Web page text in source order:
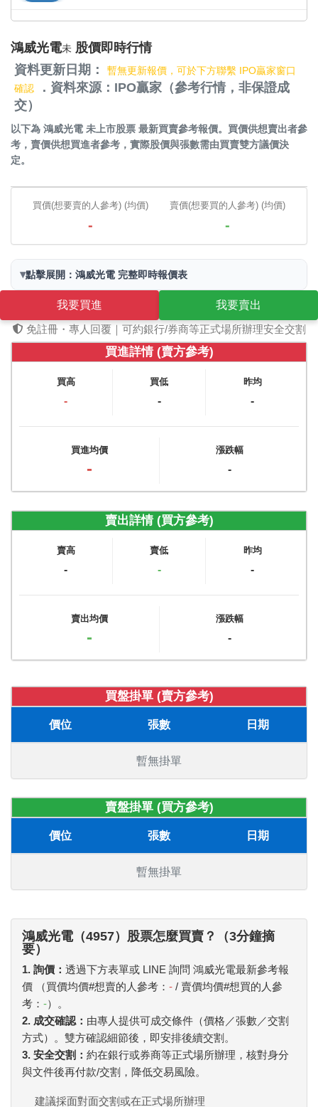
鴻威光電未 股價即時行情
資料更新日期：
暫無更新報價，可於下方聯繫 IPO贏家窗口
確認
．資料來源：IPO贏家（參考行情，非保證成
交）
以下為 鴻威光電 未上市股票 最新買賣參考報價。買價供想賣出者參
考，賣價供想買進者參考，實際股價與張數需由買賣雙方議價決
定。
買價(想要賣的人參考) (均價)
-
賣價(想要買的人參考) (均價)
-
▾點擊展開：鴻威光電 完整即時報價表
我要買進
我要賣出
免註冊・專人回覆｜可約銀行/券商等正式場所辦理安全交割
買進詳情 (賣方參考)
買高
-
買低
-
昨均
-
買進均價
-
漲跌幅
-
賣出詳情 (買方參考)
賣高
-
賣低
-
昨均
-
賣出均價
-
漲跌幅
-
買盤掛單 (賣方參考)
價位 張數 日期
暫無掛單
賣盤掛單 (買方參考)
價位 張數 日期
暫無掛單
鴻威光電（4957）股票怎麼買賣？（3分鐘摘
要）
1. 詢價： 透過下方表單或 LINE 詢問 鴻威光電最新參考報
價 （買價均價#想賣的人參考： - / 賣價均價#想買的人參
考： -）。
2. 成交確認： 由專人提供可成交條件（價格／張數／交割
方式）。雙方確認細節後，即安排後續交割。
3. 安全交割： 約在銀行或券商等正式場所辦理，核對身分
與文件後再付款/交割，降低交易風險。
建議採面對面交割或在正式場所辦理